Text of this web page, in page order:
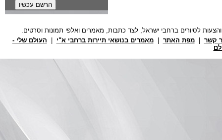
קשר |מפת האתר |מאמרים בנושאי תיירות ברחבי א"י
העולם שלי -